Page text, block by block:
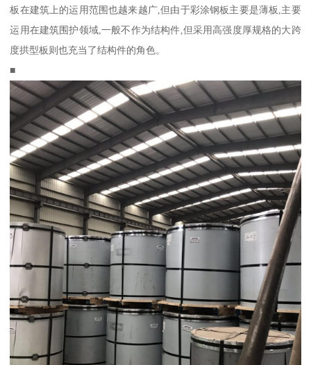
板在建筑上的运用范围也越来越广,但由于彩涂钢板主要是薄板,主要
运用在建筑围护领域,一般不作为结构件,但采用高强度厚规格的大跨
度拱型板则也充当了结构件的角色。
■